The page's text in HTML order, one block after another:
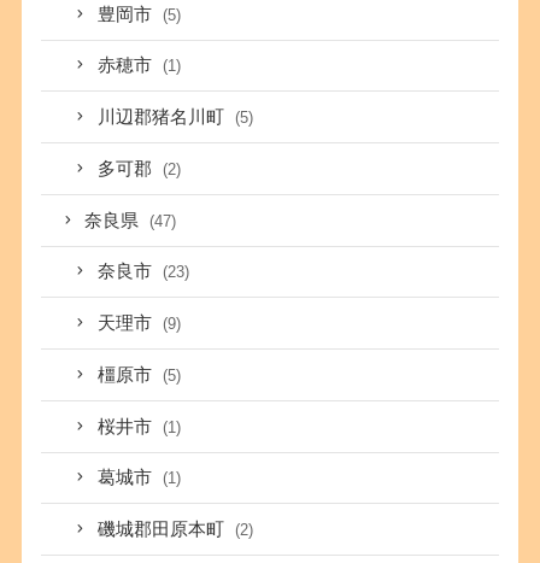
豊岡市 (5)
赤穂市 (1)
川辺郡猪名川町 (5)
多可郡 (2)
奈良県 (47)
奈良市 (23)
天理市 (9)
橿原市 (5)
桜井市 (1)
葛城市 (1)
磯城郡田原本町 (2)